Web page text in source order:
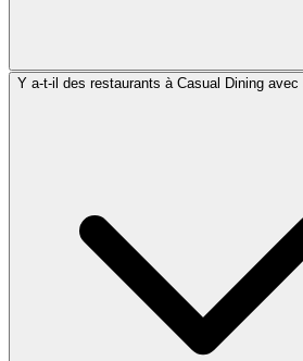
Y a-t-il des restaurants à Casual Dining